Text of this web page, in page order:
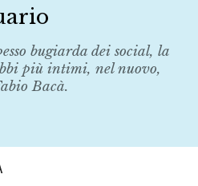
bugiarda dei social, la
più intimi, nel nuovo,
Bacà.